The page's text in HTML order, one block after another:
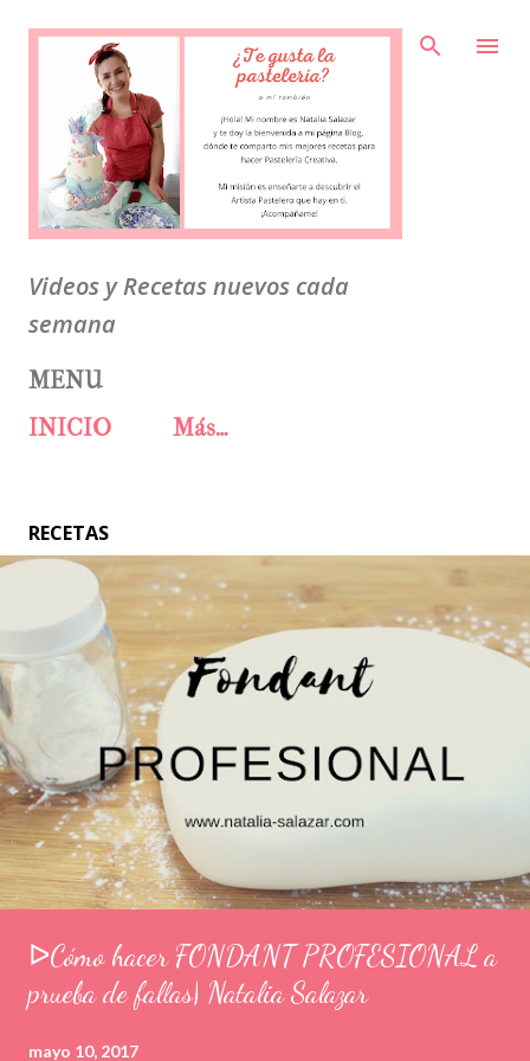
Ir al contenido principal
Videos y Recetas nuevos cada
semana
MENU
INICIO
Más…
RECETAS
ᐅCómo hacer FONDANT PROFESIONAL a
prueba de fallas| Natalia Salazar
mayo 10, 2017